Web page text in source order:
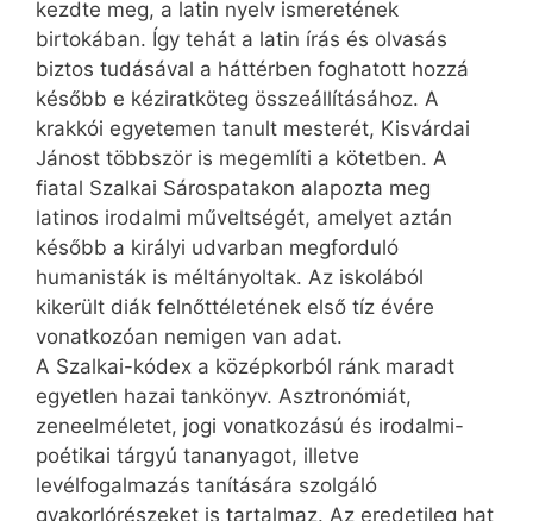
kezdte meg, a latin nyelv ismeretének
birtokában. Így tehát a latin írás és olvasás
biztos tudásával a háttérben foghatott hozzá
később e kéziratköteg összeállításához. A
krakkói egyetemen tanult mesterét, Kisvárdai
Jánost többször is megemlíti a kötetben. A
fiatal Szalkai Sárospatakon alapozta meg
latinos irodalmi műveltségét, amelyet aztán
később a királyi udvarban megforduló
humanisták is méltányoltak. Az iskolából
kikerült diák felnőttéletének első tíz évére
vonatkozóan nemigen van adat.
A Szalkai-kódex a középkorból ránk maradt
egyetlen hazai tankönyv. Asztronómiát,
zeneelméletet, jogi vonatkozású és irodalmi-
poétikai tárgyú tananyagot, illetve
levélfogalmazás tanítására szolgáló
gyakorlórészeket is tartalmaz. Az eredetileg hat